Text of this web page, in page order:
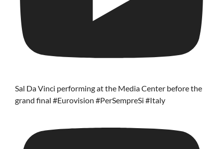
Sal Da Vinci performing at the Media Center before the
grand final #Eurovision #PerSempreSi #Italy